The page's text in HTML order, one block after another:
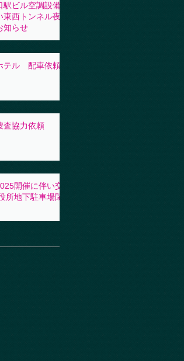
駅ビル空調設備
東西トンネル夜
知らせ
テル 配車依頼
査協力依頼
開催に伴い交
所地下駐車場閉